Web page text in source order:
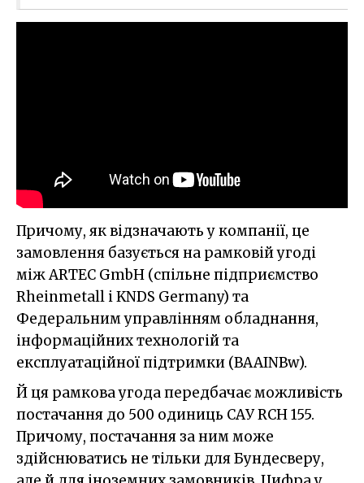
Причому, як відзначають у компанії, це
замовлення базується на рамковій угоді
між ARTEC GmbH (спільне підприємство
Rheinmetall і KNDS Germany) та
Федеральним управлінням обладнання,
інформаційних технологій та
експлуатаційної підтримки (BAAINBw).
Й ця рамкова угода передбачає можливість
постачання до 500 одиниць САУ RCH 155.
Причому, постачання за ним може
здійснюватись не тільки для Бундесверу,